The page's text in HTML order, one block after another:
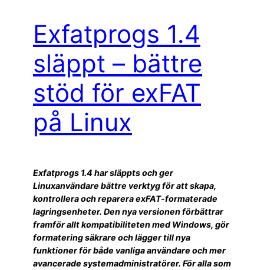
Exfatprogs 1.4
släppt – bättre
stöd för exFAT
på Linux
Exfatprogs 1.4 har släppts och ger
Linuxanvändare bättre verktyg för att skapa,
kontrollera och reparera exFAT-formaterade
lagringsenheter. Den nya versionen förbättrar
framför allt kompatibiliteten med Windows, gör
formatering säkrare och lägger till nya
funktioner för både vanliga användare och mer
avancerade systemadministratörer. För alla som